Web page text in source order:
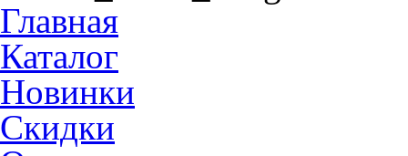
Главная
Каталог
Новинки
Скидки